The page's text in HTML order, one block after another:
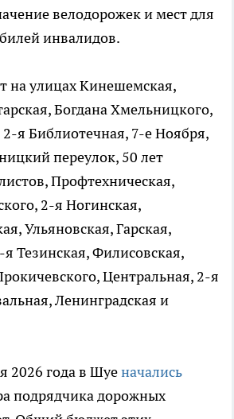
велодорожек и мест для
инвалидов.
на улицах Кинешемская,
Богдана Хмельницкого,
я Библиотечная, 7-е Ноября,
переулок, 50 лет
Профтехническая,
2-я Ногинская,
Ульяновская, Гарская,
Тезинская, Филисовская,
Центральная, 2-я
Ленинградская и
2026 года в Шуеначались
подрядчика дорожных